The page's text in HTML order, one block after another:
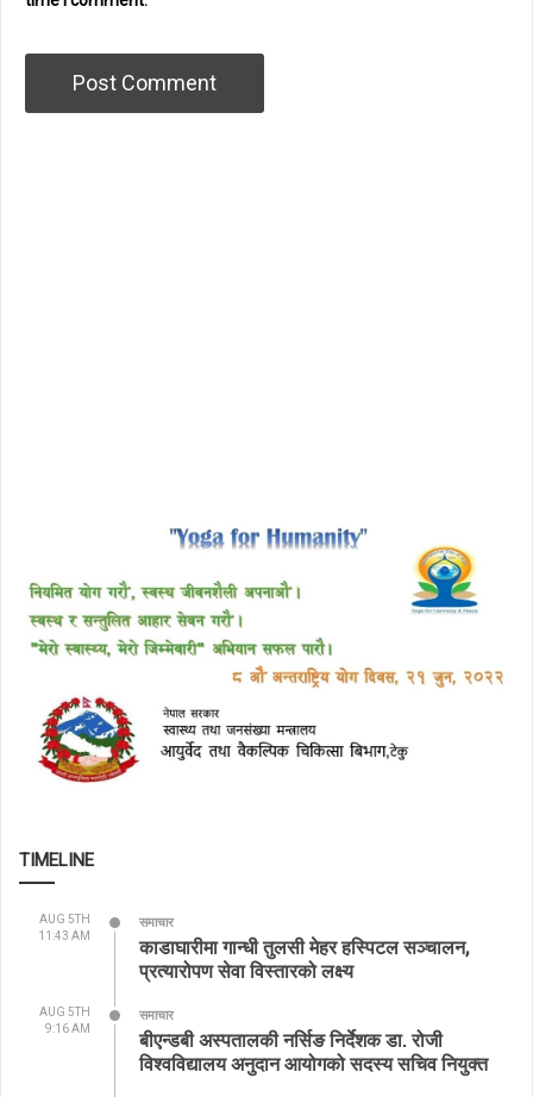
TIMELINE
AUG 5TH
11:43 AM
समाचार
काडाघारीमा गान्धी तुलसी मेहर हस्पिटल सञ्चालन,
प्रत्यारोपण सेवा विस्तारको लक्ष्य
AUG 5TH
9:16 AM
समाचार
बीएन्डबी अस्पतालकी नर्सिङ निर्देशक डा. रोजी
विश्वविद्यालय अनुदान आयोगको सदस्य सचिव नियुक्त